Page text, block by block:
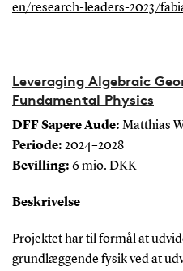
en/research-leaders-2023/
Leveraging Algebraic
Fundamental Physics
DFF Sapere Aude: Matthias
Periode: 2024–2028
Bevilling: 6 mio. DKK
Beskrivelse
Projektet har til formål at
grundlæggende fysik ved at